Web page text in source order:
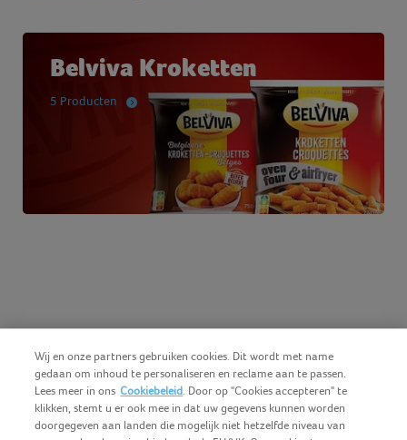
Belviva Kroketten
5 Producten
Wij en onze partners gebruiken cookies. Dit wordt met name
gedaan om inhoud te personaliseren en reclame aan te passen.
Lees meer in ons Cookiebeleid. Door op "Cookies accepteren" te
klikken, stemt u er ook mee in dat uw gegevens kunnen worden
doorgegeven aan landen die mogelijk niet hetzelfde niveau van